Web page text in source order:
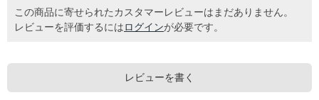
この商品に寄せられたカスタマーレビューはまだありません。
レビューを評価するには ログインが必要です。
レビューを書く